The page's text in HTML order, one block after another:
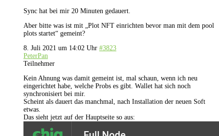
Sync hat bei mir 20 Minuten gedauert.
Aber bitte was ist mit „Plot NFT einrichten bevor man mit dem pool
plots startet“ gemeint?
8. Juli 2021 um 14:02 Uhr #3823
PeterPan
Teilnehmer
Kein Ahnung was damit gemeint ist, mal schaun, wenn ich neu
eingerichtet habe, welche Probs es gibt. Wallet hat sich noch
synchronisiert bei mir.
Scheint als dauert das manchmal, nach Installation der neuen Soft
etwas.
Das sieht jetzt auf der Hauptseite so aus: